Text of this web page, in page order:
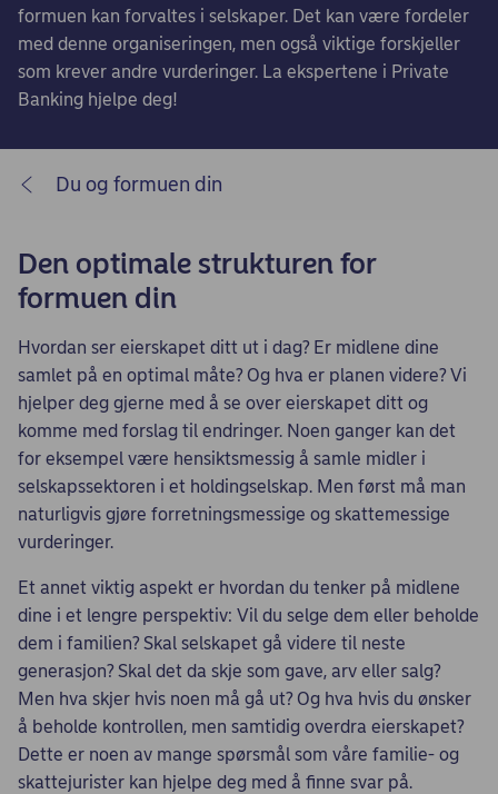
formuen kan forvaltes i selskaper. Det kan være fordeler
med denne organiseringen, men også viktige forskjeller
som krever andre vurderinger. La ekspertene i Private
Banking hjelpe deg!
Du og formuen din
Den optimale strukturen for
formuen din
Hvordan ser eierskapet ditt ut i dag? Er midlene dine
samlet på en optimal måte? Og hva er planen videre? Vi
hjelper deg gjerne med å se over eierskapet ditt og
komme med forslag til endringer. Noen ganger kan det
for eksempel være hensiktsmessig å samle midler i
selskapssektoren i et holdingselskap. Men først må man
naturligvis gjøre forretningsmessige og skattemessige
vurderinger.
Et annet viktig aspekt er hvordan du tenker på midlene
dine i et lengre perspektiv: Vil du selge dem eller beholde
dem i familien? Skal selskapet gå videre til neste
generasjon? Skal det da skje som gave, arv eller salg?
Men hva skjer hvis noen må gå ut? Og hva hvis du ønsker
å beholde kontrollen, men samtidig overdra eierskapet?
Dette er noen av mange spørsmål som våre familie- og
skattejurister kan hjelpe deg med å finne svar på.